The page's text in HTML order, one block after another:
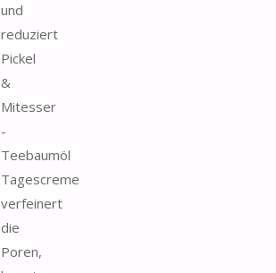
und
reduziert
Pickel
&
Mitesser
-
Teebaumöl
Tagescreme
verfeinert
die
Poren,